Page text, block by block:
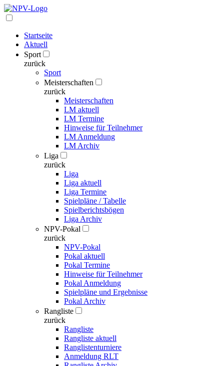
Startseite
Aktuell
Sport
zurück
Sport
Meisterschaften
zurück
Meisterschaften
LM aktuell
LM Termine
Hinweise für Teilnehmer
LM Anmeldung
LM Archiv
Liga
zurück
Liga
Liga aktuell
Liga Termine
Spielpläne / Tabelle
Spielberichtsbögen
Liga Archiv
NPV-Pokal
zurück
NPV-Pokal
Pokal aktuell
Pokal Termine
Hinweise für Teilnehmer
Pokal Anmeldung
Spielpläne und Ergebnisse
Pokal Archiv
Rangliste
zurück
Rangliste
Rangliste aktuell
Ranglistenturniere
Anmeldung RLT